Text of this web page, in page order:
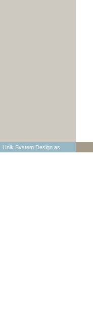
Unik System Design as